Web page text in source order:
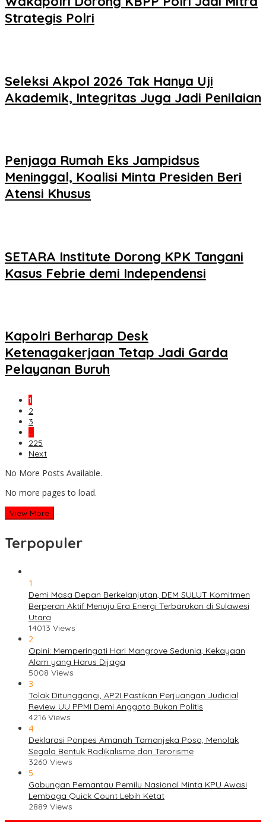
Strategis Polri
Seleksi Akpol 2026 Tak Hanya Uji
Akademik, Integritas Juga Jadi Penilaian
Penjaga Rumah Eks Jampidsus
Meninggal, Koalisi Minta Presiden Beri
Atensi Khusus
SETARA Institute Dorong KPK Tangani
Kasus Febrie demi Independensi
Kapolri Berharap Desk
Ketenagakerjaan Tetap Jadi Garda
Pelayanan Buruh
1
2
3
…
225
Next
No More Posts Available.
No more pages to load.
View More
Terpopuler
1
Demi Masa Depan Berkelanjutan, DEM SULUT Komitmen
Berperan Aktif Menuju Era Energi Terbarukan di Sulawesi
Utara
14013 Views
2
Opini: Memperingati Hari Mangrove Sedunia, Kekayaan
Alam yang Harus Dijaga
5008 Views
3
Tolak Ditunggangi, AP2I Pastikan Perjuangan Judicial
Review UU PPMI Demi Anggota Bukan Politis
4216 Views
4
Deklarasi Ponpes Amanah Tamanjeka Poso, Menolak
Segala Bentuk Radikalisme dan Terorisme
3260 Views
5
Gabungan Pemantau Pemilu Nasional Minta KPU Awasi
Lembaga Quick Count Lebih Ketat
2889 Views